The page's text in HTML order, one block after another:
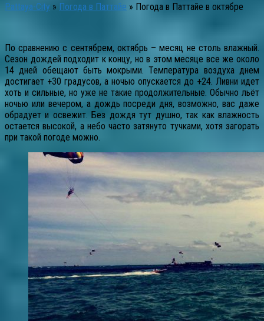
Pattaya-City » Погода в Паттайе » Погода в Паттайе в октябре
По сравнению с сентябрем, октябрь – месяц не столь влажный.
Сезон дождей подходит к концу, но в этом месяце все же около
14 дней обещают быть мокрыми. Температура воздуха днем
достигает +30 градусов, а ночью опускается до +24. Ливни идет
хоть и сильные, но уже не такие продолжительные. Обычно льёт
ночью или вечером, а дождь посреди дня, возможно, вас даже
обрадует и освежит. Без дождя тут душно, так как влажность
остается высокой, а небо часто затянуто тучками, хотя загорать
при такой погоде можно.